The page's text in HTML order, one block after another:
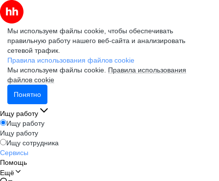
Мы используем файлы cookie, чтобы обеспечивать
правильную работу нашего веб-сайта и анализировать
сетевой трафик.
Правила использования файлов cookie
Мы используем файлы cookie. Правила использования
файлов cookie
Понятно
Ищу работу
Ищу работу
Ищу работу
Ищу сотрудника
Сервисы
Помощь
Ещё